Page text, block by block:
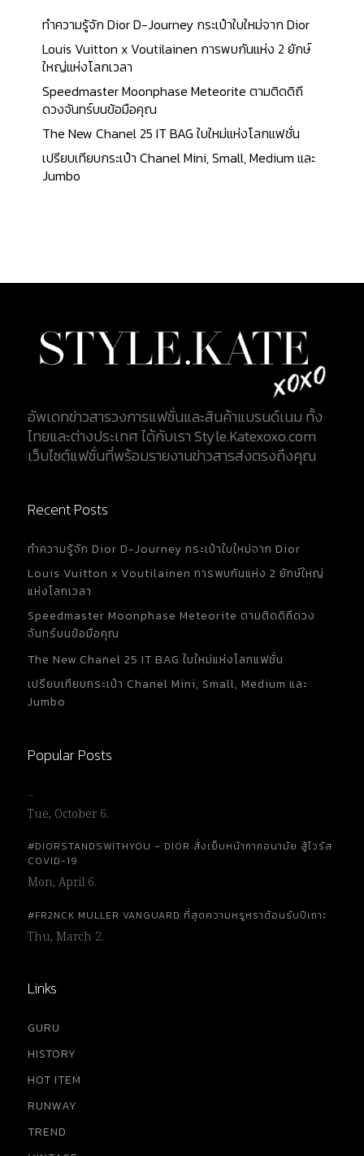
ทำความรู้จัก Dior D-Journey กระเป๋าใบใหม่จาก Dior
Louis Vuitton x Voutilainen การพบกันแห่ง 2 ยักษ์
ใหญ่แห่งโลกเวลา
Speedmaster Moonphase Meteorite ตามติดดิถี
ดวงจันทร์บนข้อมือคุณ
The New Chanel 25 IT BAG ใบใหม่แห่งโลกแฟชั่น
เปรียบเทียบกระเป๋า Chanel Mini, Small, Medium และ
Jumbo
อัพเดทข่าวสารวงการแฟชั่นและสินค้าแบรนด์เนม ทั้ง
ไทยและต่างประเทศ ได้กับเรา Style.Katexoxo.com
เว็บไซต์แฟชั่นที่พร้อมรายงานข่าวสารส่งตรงถึงคุณ
Recent Posts
ทำความรู้จัก Dior D-Journey กระเป๋าใบใหม่จาก Dior
Louis Vuitton x Voutilainen การพบกันแห่ง 2 ยักษ์ใหญ่
แห่งโลกเวลา
Speedmaster Moonphase Meteorite ตามติดดิถีดวง
จันทร์บนข้อมือคุณ
The New Chanel 25 IT BAG ใบใหม่แห่งโลกแฟชั่น
เปรียบเทียบกระเป๋า Chanel Mini, Small, Medium และ
Jumbo
Popular Posts
…
Tue, October 6.
#DIORSTANDSWITHYOU – DIOR สั่งเย็บหน้ากากอนามัย สู้ไวรัส
COVID-19
Mon, April 6.
#FR2NCK MULLER VANGUARD ที่สุดความหรูหราต้อนรับปีเถาะ
Thu, March 2.
Links
GURU
HISTORY
HOT ITEM
RUNWAY
TREND